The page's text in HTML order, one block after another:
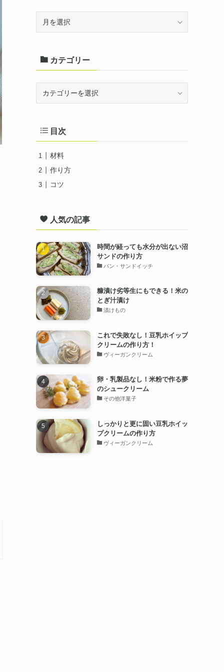
ブ
カテゴリー
リ
ー
目次
材料
作り方
コツ
人気の記事
時間が経っても水分が出ない沼
サンドの作り方
パン・サンドイッチ
糠漬け劣等生にもできる！米の
とぎ汁漬け
漬けもの
これで失敗なし！豆乳ホイップ
クリームの作り方！
ヴィーガンクリーム
卵・乳製品なし！米粉で作る夢
のシュークリーム
その他洋菓子
しっかりと更に固い豆乳ホイッ
プクリームの作り方
ヴィーガンクリーム